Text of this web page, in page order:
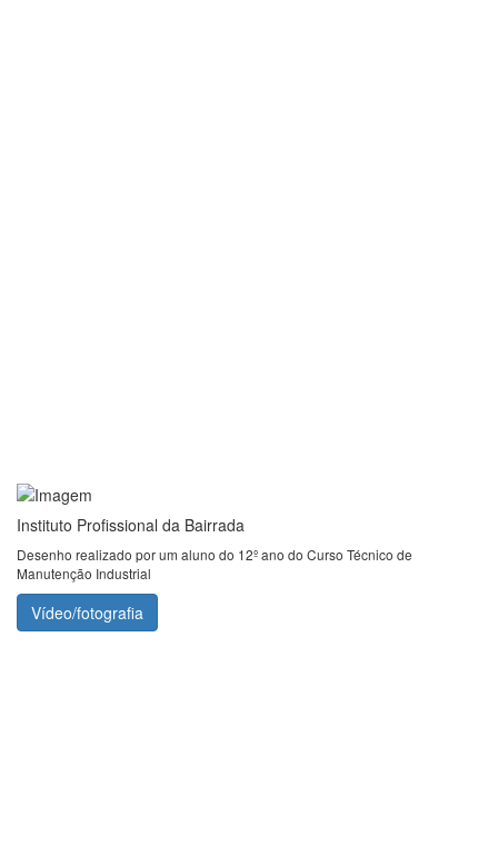
Instituto Profissional da Bairrada
Desenho realizado por um aluno do 12º ano do Curso Técnico de
Manutenção Industrial
Vídeo/fotografia